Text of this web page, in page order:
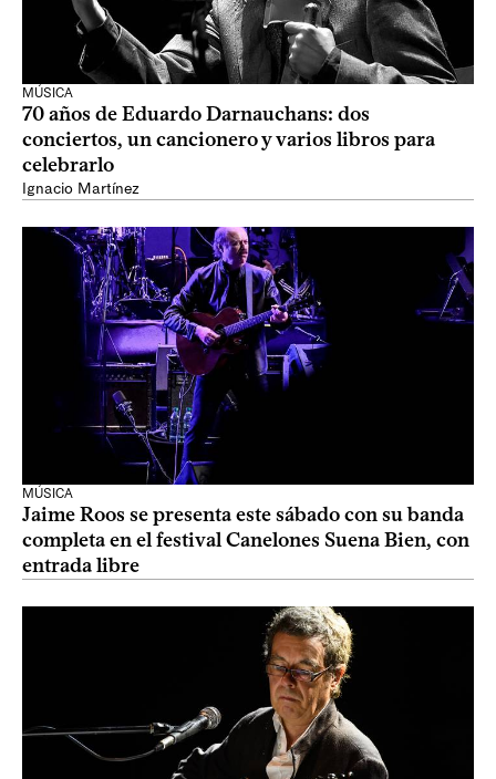
MÚSICA
70 años de Eduardo Darnauchans: dos
conciertos, un cancionero y varios libros para
celebrarlo
Ignacio Martínez
MÚSICA
Jaime Roos se presenta este sábado con su banda
completa en el festival Canelones Suena Bien, con
entrada libre